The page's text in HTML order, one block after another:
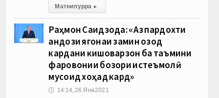
Матни пурра ▸
Раҳмон Саидзода: «Аз пардохти
андози ягонаи замин озод
кардани кишоварзон ба таъмини
фаровонии бозори истеъмолӣ
мусоид хоҳад кард»
🕔 14:14, 26.Янв 2021